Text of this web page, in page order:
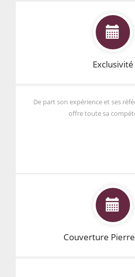
Exclusivité
De part son expérience et ses
offre toute sa
Couverture